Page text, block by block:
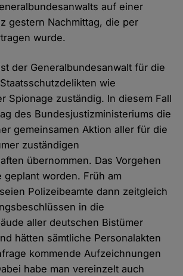
auf einer
gestern Nachmittag, die per
wurde.
der Generalbundesanwalt für die
wie
Spionage zuständig. In diesem Fall
des Bundesjustizministeriums die
gemeinsamen Aktion aller für die
zuständigen
übernommen. Das Vorgehen
geplant worden. Früh am
Polizeibeamte dann zeitgleich
in die
aller deutschen Bistümer
hätten sämtliche Personalakten
kommende Aufzeichnungen
habe man vereinzelt auch